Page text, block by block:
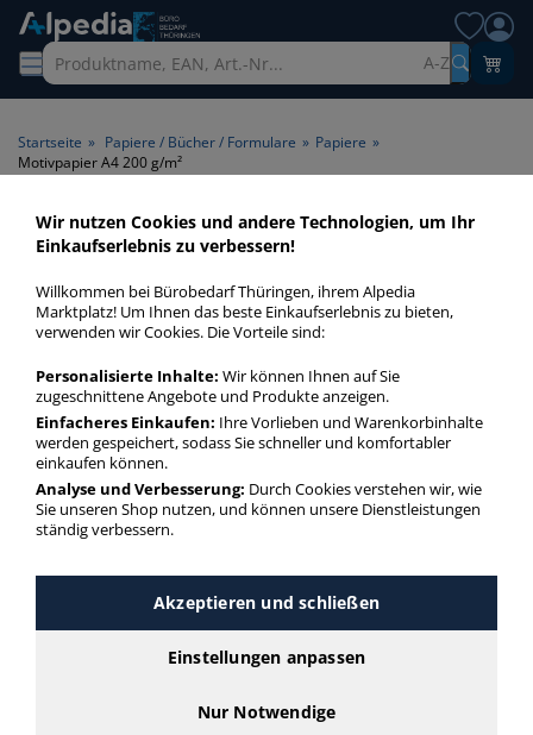
A-Z
Startseite » Papiere / Bücher / Formulare » Papiere »
Motivpapier A4 200 g/m²
Motivpapier A4 200 g/m² >
Format A4 >
Papiergrammatur 200 g/m²
Motivpapier A4 200 gm² in bester Qualität zum günstigen
Preis. Finden Sie schnell Motivpapier A4 200 gm² mit
unserer Filter-Funktion.
Motivpapier A4 200 g/m²
mehr Infos zur Kategorie
Häufig gesucht
A4 - 90 g/m²
Wir nutzen Cookies und andere Technologien, um Ihr
Einkaufserlebnis zu verbessern!
Willkommen bei Bürobedarf Thüringen, ihrem Alpedia
Marktplatz! Um Ihnen das beste Einkaufserlebnis zu bieten,
verwenden wir Cookies. Die Vorteile sind:
Personalisierte Inhalte: Wir können Ihnen auf Sie
zugeschnittene Angebote und Produkte anzeigen.
Einfacheres Einkaufen: Ihre Vorlieben und Warenkorbinhalte
werden gespeichert, sodass Sie schneller und komfortabler
einkaufen können.
Analyse und Verbesserung: Durch Cookies verstehen wir, wie
Sie unseren Shop nutzen, und können unsere Dienstleistungen
ständig verbessern.
Akzeptieren und schließen
Einstellungen anpassen
Nur Notwendige